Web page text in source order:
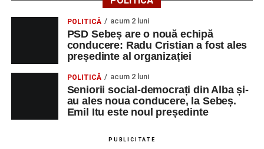
ține loc de caracter, de omenie. Voi păstra gândul ferm că
omul sfințește locul.”(Prof. Ciobanu Crenguța Vasilica)
„O mare familie, o comunitate pentru trup, minte și suflet,
un mod de a lua o gură de aer într-un bombardament
informatic, mediatic și psihologic.”
„Voi merge acasă cu gândul că educația și nu numai are
POLITICĂ acum 2 luni
PSD Sebeș are o nouă echipă
conducere: Radu Cristian a fost ales
președinte al organizației
POLITICĂ acum 2 luni
Seniorii social-democrați din Alba și-
au ales noua conducere, la Sebeș.
Emil Itu este noul președinte
PUBLICITATE